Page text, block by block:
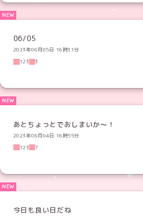
06/05
2023年06月05日 16時31分
123
3
あとちょっとでおしまいか〜！
2023年06月04日 16時55分
123
7
今日も良い日だね